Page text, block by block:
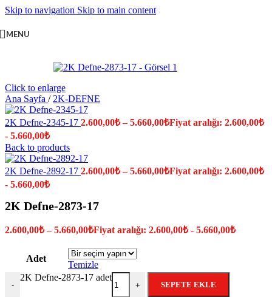
Skip to navigation Skip to main content
MENU
Click to enlarge
Ana Sayfa / 2K-DEFNE
2K Defne-2345-17 2.600,00₺ –5.660,00₺Fiyat aralığı: 2.600,00₺
- 5.660,00₺
Back to products
2K Defne-2892-17 2.600,00₺ –5.660,00₺Fiyat aralığı: 2.600,00₺
- 5.660,00₺
2K Defne-2873-17
2.600,00₺ –5.660,00₺Fiyat aralığı: 2.600,00₺ - 5.660,00₺
Adet
Temizle
-
2K Defne-2873-17 adet
+ SEPETE EKLE